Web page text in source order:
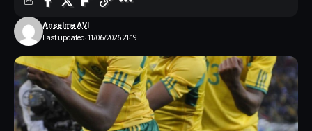
Last updated: 11/06/2026 21:19
Anselme AVI